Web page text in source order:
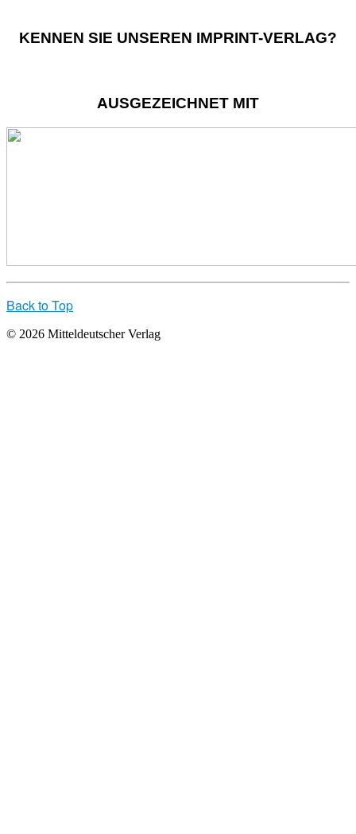
KENNEN SIE UNSEREN IMPRINT-VERLAG?
AUSGEZEICHNET MIT
Back to Top
© 2026 Mitteldeutscher Verlag